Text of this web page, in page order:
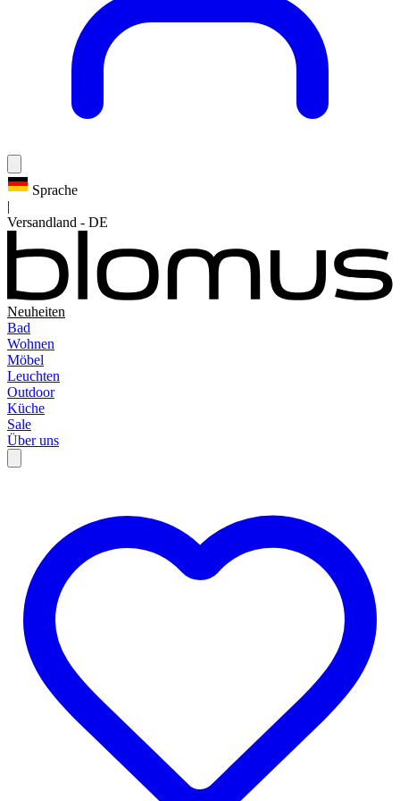
Sprache
|
Versandland - DE
Neuheiten
Bad
Wohnen
Möbel
Leuchten
Outdoor
Küche
Sale
Über uns